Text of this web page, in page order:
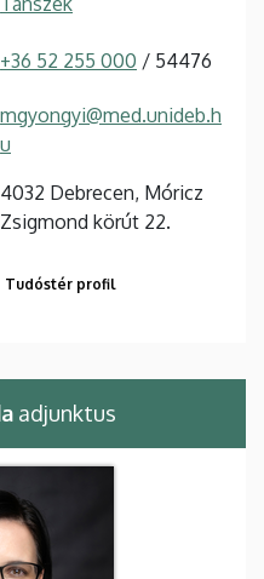
+36 52 255 000 / 54476
mgyongyi@med.unideb.h
u
4032 Debrecen, Móricz
Zsigmond körút 22.
Tudóstér profil
adjunktus